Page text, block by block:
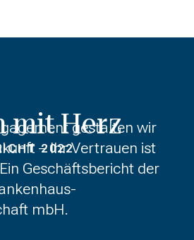
mit Herz
2022
gestalten wir
– Ihr Vertrauen ist
Geschäftsbericht der
mbH.